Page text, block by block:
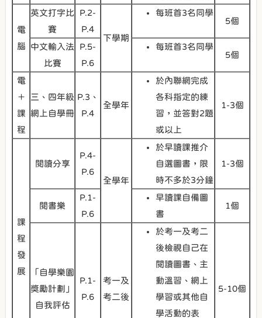
電
腦
英文打字比
賽
P.2-
P.4
下學期
每班首3名同學
5個
中文輸入法
比賽
P.5-
P.6
每班首3名同學
5個
電
＋
課
程
三、四年級
網上自學冊
P.3、
P.4
全學年
於內聯網完成
各科指定的練
習，並答對2題
或以上
1-3個
課
程
發
展
閱讀分享
P.4-
P.6
全學年
於早讀課推介
自選圖書，限
時不多於3分鐘
1-3個
閱書樂
P.1-
P.6
早讀課自備圖
書
1個
「自學樂園
獎勵計劃」
自我評估
P.1-
P.6
考一及
考二後
於考一及考二
後檢視自己在
閱讀圖書、主
動溫習、網上
學習或其他自
學活動的表
5-10個